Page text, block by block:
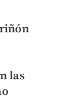
las